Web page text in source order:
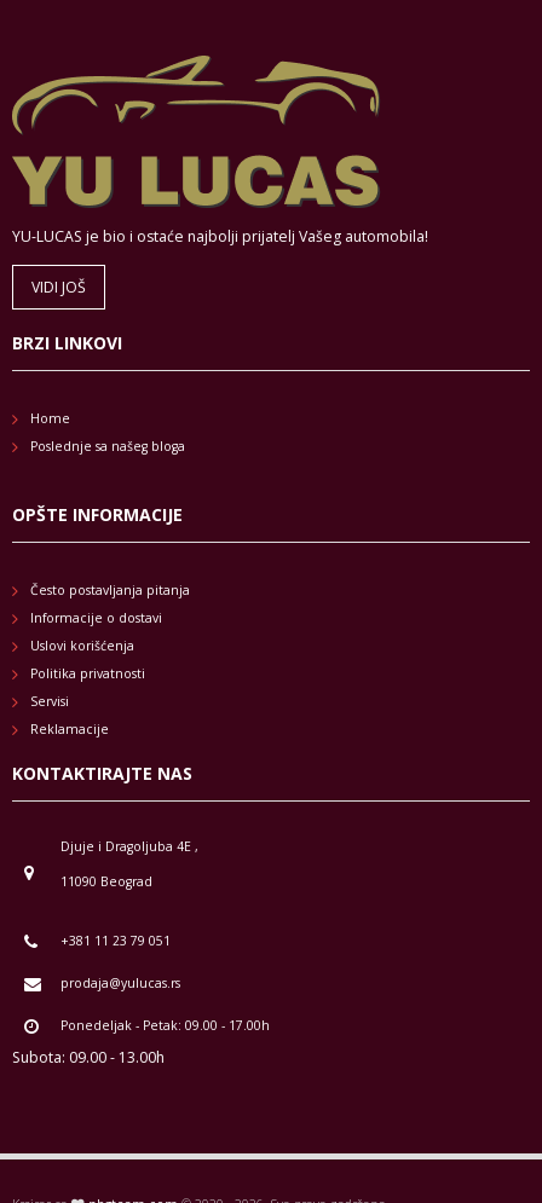
YU-LUCAS je bio i ostaće najbolji prijatelj Vašeg automobila!
VIDI JOŠ
BRZI LINKOVI
Home
Poslednje sa našeg bloga
OPŠTE INFORMACIJE
Često postavljanja pitanja
Informacije o dostavi
Uslovi korišćenja
Politika privatnosti
Servisi
Reklamacije
KONTAKTIRAJTE NAS
Djuje i Dragoljuba 4E ,
11090 Beograd
+381 11 23 79 051
prodaja@yulucas.rs
Ponedeljak - Petak: 09.00 - 17.00h
Subota: 09.00 - 13.00h